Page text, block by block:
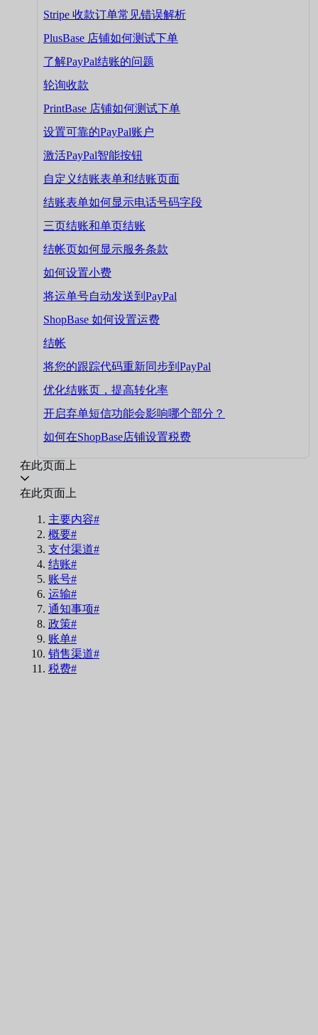
Stripe 收款订单常见错误解析
PlusBase 店铺如何测试下单
了解PayPal结账的问题
轮询收款
PrintBase 店铺如何测试下单
设置可靠的PayPal账户
激活PayPal智能按钮
自定义结账表单和结账页面
结账表单如何显示电话号码字段
三页结账和单页结账
结帐页如何显示服务条款
如何设置小费
将运单号自动发送到PayPal
ShopBase 如何设置运费
结帐
将您的跟踪代码重新同步到PayPal
优化结账页，提高转化率
开启弃单短信功能会影响哪个部分？
如何在ShopBase店铺设置税费
在此页面上
在此页面上
主要内容#
概要#
支付渠道#
结账#
账号#
运输#
通知事项#
政策#
账单#
销售渠道#
税费#